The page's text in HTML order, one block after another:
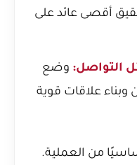
أقصى عائد على
التواصل: وضع
وبناء علاقات قوية
من العملية.